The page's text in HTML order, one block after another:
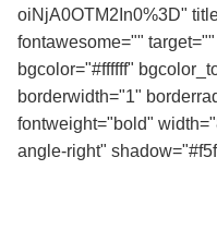
oiNjA0OTM2In0%3D"
fontawesome=""
bgcolor="#ffffff"
borderwidth="1"
fontweight="bold"
angle-right"